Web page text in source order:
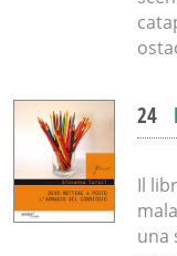
24
Il
una